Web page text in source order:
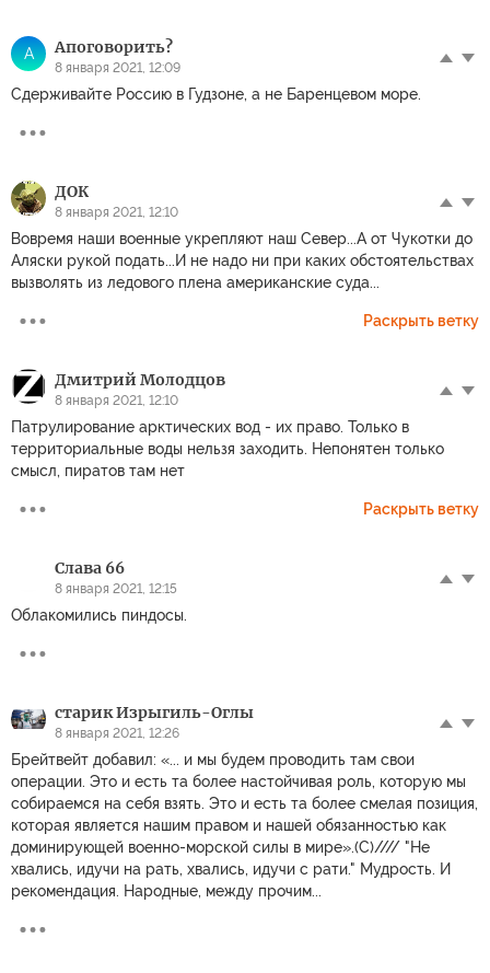
А Апоговорить?
8 января 2021, 12:09
Сдерживайте Россию в Гудзоне, а не Баренцевом море.
ДОК
8 января 2021, 12:10
Вовремя наши военные укрепляют наш Север...А от Чукотки до
Аляски рукой подать...И не надо ни при каких обстоятельствах
вызволять из ледового плена американские суда...
Раскрыть ветку
Дмитрий Молодцов
8 января 2021, 12:10
Патрулирование арктических вод - их право. Только в
территориальные воды нельзя заходить. Непонятен только
смысл, пиратов там нет
Раскрыть ветку
Слава 66
8 января 2021, 12:15
Облакомились пиндосы.
старик Изрыгиль-Оглы
8 января 2021, 12:26
Брейтвейт добавил: «... и мы будем проводить там свои
операции. Это и есть та более настойчивая роль, которую мы
собираемся на себя взять. Это и есть та более смелая позиция,
которая является нашим правом и нашей обязанностью как
доминирующей военно-морской силы в мире».(С)//// "Не
хвались, идучи на рать, хвались, идучи с рати." Мудрость. И
рекомендация. Народные, между прочим...